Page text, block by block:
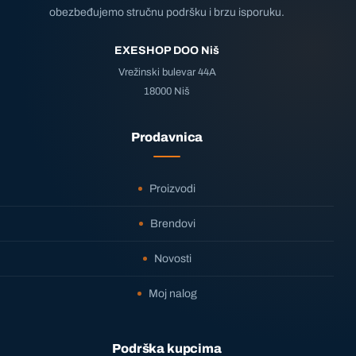
obezbeđujemo stručnu podršku i brzu isporuku.
EXESHOP DOO Niš
Vrežinski bulevar 44A
18000 Niš
Prodavnica
Proizvodi
Brendovi
Novosti
Moj nalog
Podrška kupcima